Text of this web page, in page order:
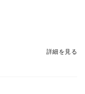
詳細を見る